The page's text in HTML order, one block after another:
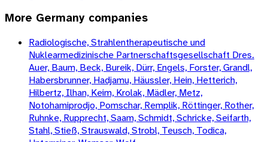
More Germany companies
Radiologische, Strahlentherapeutische und
Nuklearmedizinische Partnerschaftsgesellschaft Dres.
Auer, Baum, Beck, Bureik, Dürr, Engels, Forster, Grandl,
Habersbrunner, Hadjamu, Häussler, Hein, Hetterich,
Hilbertz, Ilhan, Keim, Krolak, Mädler, Metz,
Notohamiprodjo, Pomschar, Remplik, Röttinger, Rother,
Ruhnke, Rupprecht, Saam, Schmidt, Schricke, Seifarth,
Stahl, Stieß, Strauswald, Strobl, Teusch, Todica,